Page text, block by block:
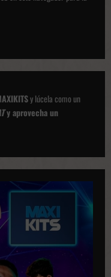
y lúcela como un
y aprovecha un